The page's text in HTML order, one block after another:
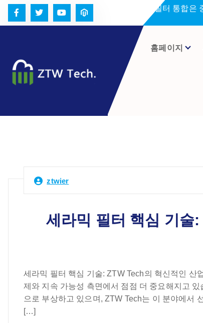
세라미크 필터 통합은
홈페이지
ztwier
세라믹 필터 핵심 기술
세라믹 필터 핵심 기술: ZTW Tech의 혁신적인 산
제와 지속 가능성 측면에서 점점 더 중요해지고
으로 부상하고 있으며, ZTW Tech는 이 분야에서
[…]